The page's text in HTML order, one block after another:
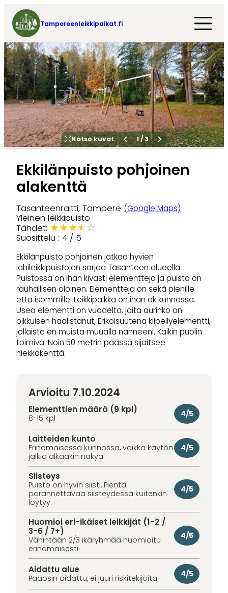
Tampereenleikkipaikat.fi
Katso kuvat 1/3
Ekkilänpuisto pohjoinen
alakenttä
Tasanteenraitti, Tampere (Google Maps)
Yleinen leikkipuisto
Tähdet: ★★★★☆
Suosittelu : 4 / 5
Ekkilänpuisto pohjoinen jatkaa hyvien
lähileikkipuistojen sarjaa Tasanteen alueella.
Puistossa on ihan kivasti elementtejä ja puisto on
rauhallisen oloinen. Elementtejä on sekä pienille
että isommille. Leikkipaikka on ihan ok kunnossa.
Usea elementti on vuodelta, joita aurinko on
pikkuisen haalistanut, Erikoisuutena kiipeilyelementti,
jollaista en muista muualla nähneeni. Kaikin puolin
toimiva. Noin 50 metrin päässä sijaitsee
hiekkakenttä.
Arvioitu 7.10.2024
Elementtien määrä (9 kpl)
8-15 kpl 4/5
Laitteiden kunto
Erinomaisessa kunnossa, vaikka käytön
jälkiä alkaakin näkyä
4/5
Siisteys
Puisto on hyvin siisti. Pientä
parannettavaa siisteydessä kuitenkin
löytyy.
4/5
Huomioi eri-ikäiset leikkijät (1-2 /
3-6 / 7+)
Vähintään 2/3 ikäryhmää huomioitu
erinomaisesti
4/5
Aidattu alue
Pääosin aidattu, ei juuri riskitekijöitä 4/5